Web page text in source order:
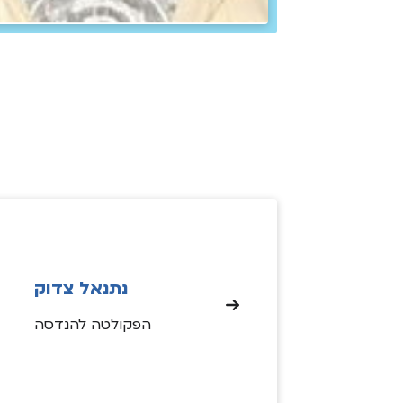
נתנאל צדוק
הפקולטה להנדסה